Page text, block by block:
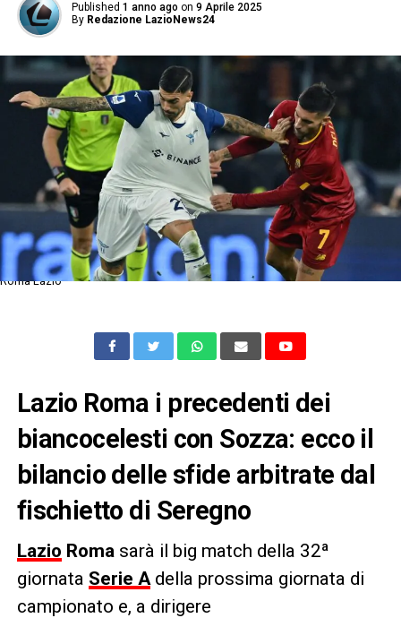
Published 1 anno ago on 9 Aprile 2025
By Redazione LazioNews24
Roma Lazio
Lazio Roma i precedenti dei
biancocelesti con Sozza: ecco il
bilancio delle sfide arbitrate dal
fischietto di Seregno
Lazio Romasarà il big match della 32ª
giornata Serie Adella prossima giornata di
campionato e, a dirigere